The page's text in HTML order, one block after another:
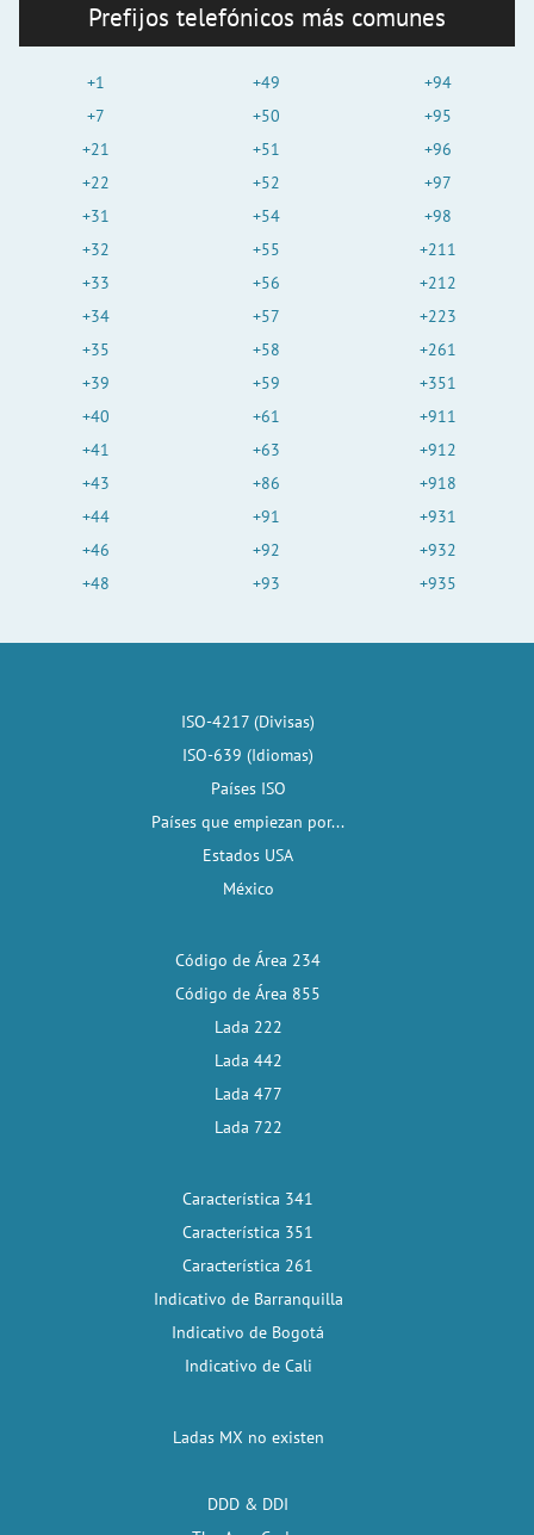
Prefijos telefónicos más comunes
+1
+7
+21
+22
+31
+32
+33
+34
+35
+39
+40
+41
+43
+44
+46
+48
+49
+50
+51
+52
+54
+55
+56
+57
+58
+59
+61
+63
+86
+91
+92
+93
+94
+95
+96
+97
+98
+211
+212
+223
+261
+351
+911
+912
+918
+931
+932
+935
ISO-4217 (Divisas)
ISO-639 (Idiomas)
Países ISO
Países que empiezan por...
Estados USA
México
Código de Área 234
Código de Área 855
Lada 222
Lada 442
Lada 477
Lada 722
Característica 341
Característica 351
Característica 261
Indicativo de Barranquilla
Indicativo de Bogotá
Indicativo de Cali
Ladas MX no existen
DDD & DDI